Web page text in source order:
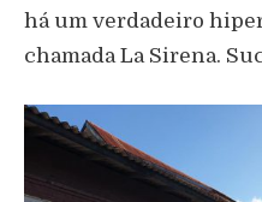
há um verdadeiro
chamada La Sirena.